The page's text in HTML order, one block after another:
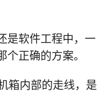
是软件工程中，一
正确的方案。
箱内部的走线，是